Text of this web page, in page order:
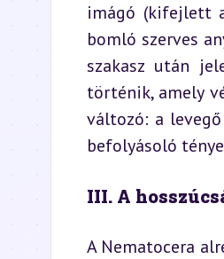
imágó (kifejlett
bomló szerves
szakasz után
történik, amely
változó: a
befolyásoló
III. A
A Nematocera